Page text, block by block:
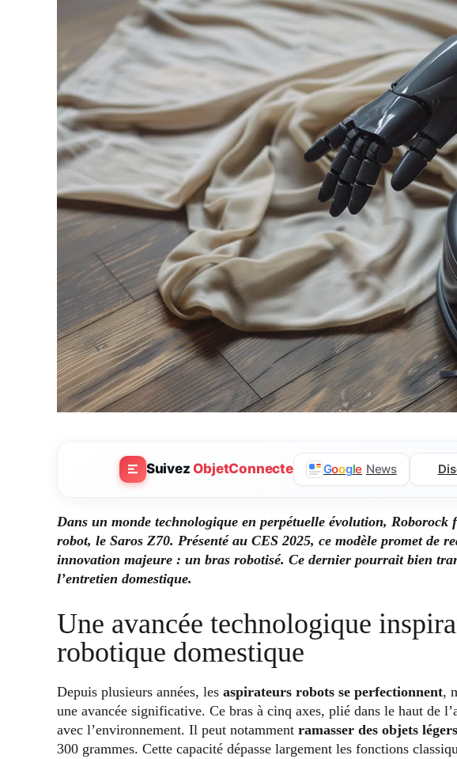
SuivezObjetConnecte Google News
Dans un monde technologique en perpétuelle évolution,
robot, le Saros Z70. Présenté au CES 2025, ce modèle promet de
innovation majeure : un bras robotisé. Ce dernier pourrait bien
l’entretien domestique.
Une avancée technologique
robotique domestique
Depuis plusieurs années, les aspirateurs robots se perfectionnent,
une avancée significative. Ce bras à cinq axes, plié dans le haut de
avec l’environnement. Il peut notamment ramasser des objets légers
300 grammes. Cette capacité dépasse largement les fonctions